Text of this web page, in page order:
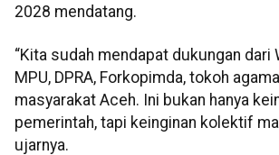
2028 mendatang.
“Kita sudah mendapat dukungan dari
MPU, DPRA, Forkopimda, tokoh
masyarakat Aceh. Ini bukan hanya
pemerintah, tapi keinginan kolektif
ujarnya.